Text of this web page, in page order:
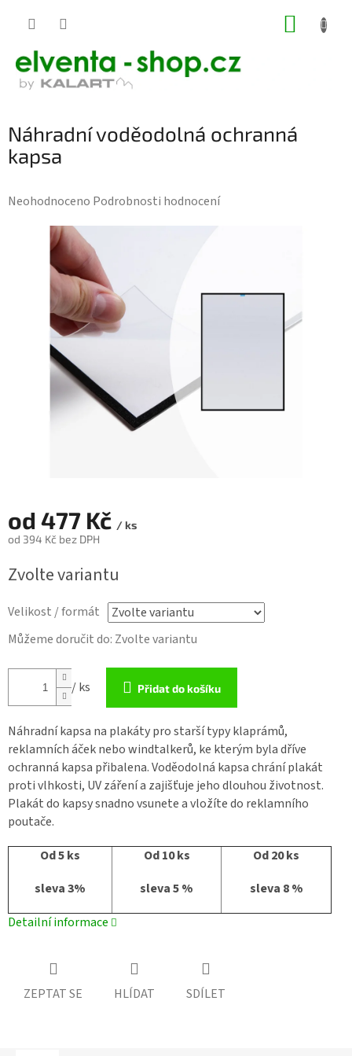
Náhradní voděodolná ochranná
kapsa
Průměrné
produktu
hvězdiček.
Neohodnoceno Podrobnosti hodnocení
od 477 Kč / ks
od 394 Kč bez DPH
cena:
Zvolte variantu
Velikost / formát
Můžeme doručit do: Zvolte variantu
/ ks Přidat do košíku
Náhradní kapsa na plakáty pro starší typy klaprámů,
reklamních áček nebo windtalkerů, ke kterým byla dříve
ochranná kapsa přibalena. Voděodolná kapsa chrání plakát
proti vlhkosti, UV záření a zajišťuje jeho dlouhou životnost.
Plakát do kapsy snadno vsunete a vložíte do reklamního
poutače.
Od 5 ks
sleva 3%
Od 10 ks
sleva 5 %
Od 20 ks
sleva 8 %
Detailní informace
ZEPTAT SE HLÍDAT SDÍLET